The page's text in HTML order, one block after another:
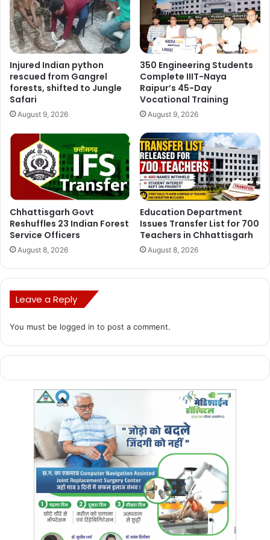
Manish Tiwari
Injured Indian python
rescued from Gangrel
forests, shifted to Jungle
Safari
August 9, 2026
350 Engineering Students
Complete IIIT-Naya
Raipur’s 45-Day
Vocational Training
August 9, 2026
Chhattisgarh Govt
Reshuffles 23 Indian Forest
Service Officers
August 8, 2026
Education Department
Issues Transfer List for 700
Teachers in Chhattisgarh
August 8, 2026
Leave a Reply
You must be logged in to post a comment.